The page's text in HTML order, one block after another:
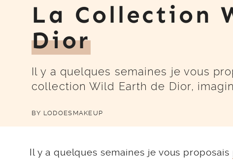
La Collection
Dior
Il y a quelques semaines je vous
collection Wild Earth de Dior,
BY LODOESMAKEUP
Il y a quelques semaines je vous proposais